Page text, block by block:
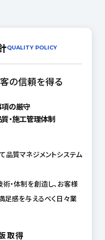
QUALITY POLICY
の信頼を得る
の厳守
施工管理体制
品質マネジメントシステム
・体制を創造し、お客様
足感を与えるべく日々業
取得